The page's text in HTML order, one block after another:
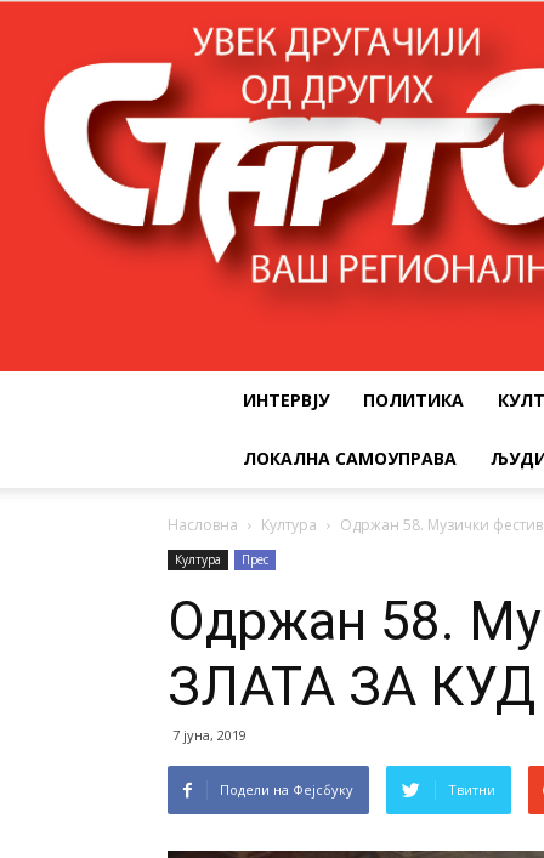
ИНТЕРВЈУ ПОЛИТИКА
ЛОКАЛНА САМОУПРАВА
Насловна Култура Одржан 58. Музички
Култура Прес
Одржан 58.
ЗЛАТА ЗА
7 јуна, 2019
Подели на Фејсбуку Твитни